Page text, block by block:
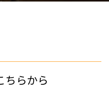
ちらから